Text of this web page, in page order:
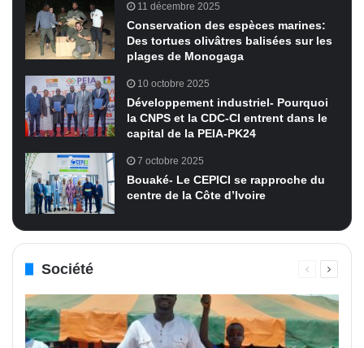
11 décembre 2025
Conservation des espèces marines:
Des tortues olivâtres balisées sur les
plages de Monogaga
10 octobre 2025
Développement industriel- Pourquoi
la CNPS et la CDC-CI entrent dans le
capital de la PEIA-PK24
7 octobre 2025
Bouaké- Le CEPICI se rapproche du
centre de la Côte d’Ivoire
Société
PagePage